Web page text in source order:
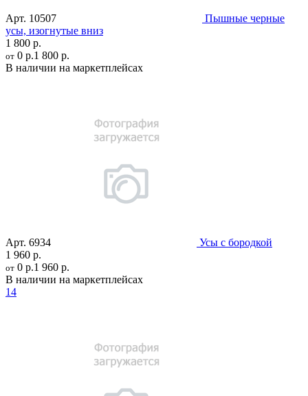
Арт. 10507
Пышные черные
усы, изогнутые вниз
1 800 р.
от 0 р.1 800 р.
В наличии на маркетплейсах
Арт. 6934
Усы с бородкой
1 960 р.
от 0 р.1 960 р.
В наличии на маркетплейсах
14